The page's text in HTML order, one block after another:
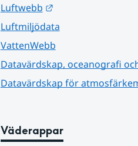
Luftwebb
Länk till annan
Luftmiljödata
VattenWebb
Datavärdskap, oceanografi
Datavärdskap för
Väderappar